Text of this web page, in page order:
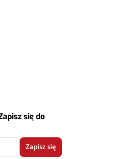
się do
Zapisz się